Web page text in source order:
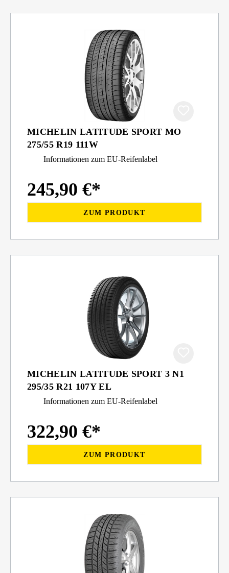
MICHELIN LATITUDE SPORT MO
275/55 R19 111W
Informationen zum EU-Reifenlabel
245,90 €*
ZUM PRODUKT
MICHELIN LATITUDE SPORT 3 N1
295/35 R21 107Y EL
Informationen zum EU-Reifenlabel
322,90 €*
ZUM PRODUKT